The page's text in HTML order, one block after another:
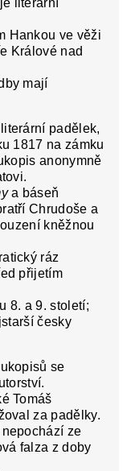
Hankou ve věži
Králové nad
mají
padělek,
1817 na zámku
anonymně
a báseň
Chrudoše a
kněžnou
ráz
přijetím
8. a 9. století;
česky
se
Tomáš
za padělky.
ze
falza z doby